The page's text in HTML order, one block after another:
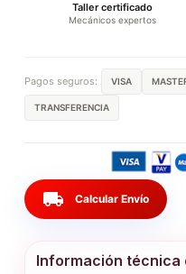
Taller certificado
Mecánicos expertos
Pagos seguros: VISA
TRANSFERENCIA
local_shipping Calcular Envío
Información técnica